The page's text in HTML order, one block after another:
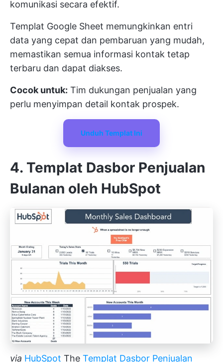
komunikasi secara efektif.
Templat Google Sheet memungkinkan entri
data yang cepat dan pembaruan yang mudah,
memastikan semua informasi kontak tetap
terbaru dan dapat diakses.
Cocok untuk: Tim dukungan penjualan yang
perlu menyimpan detail kontak prospek.
Unduh Templat Ini
4. Templat Dasbor Penjualan
Bulanan oleh HubSpot
via HubSpot The Templat Dasbor Penjualan